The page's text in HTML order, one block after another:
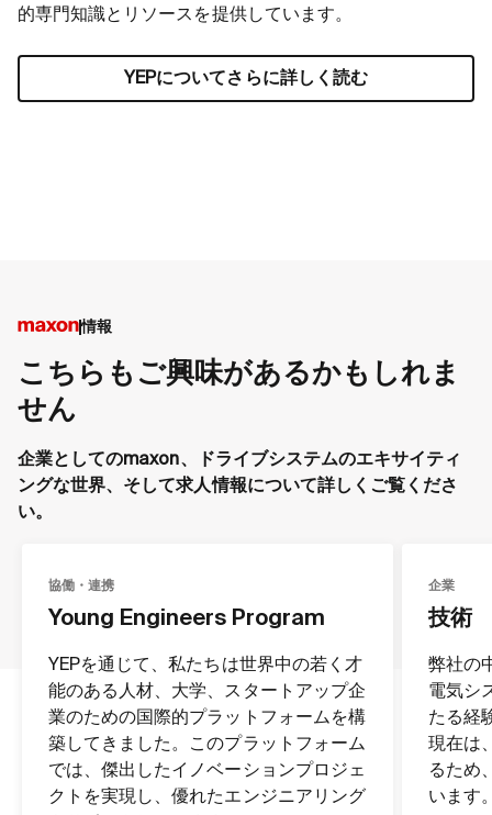
的専門知識とリソースを提供しています。
YEPについてさらに詳しく読む
情報
こちらもご興味があるかもしれま
せん
企業としてのmaxon、ドライブシステムのエキサイティ
ングな世界、そして求人情報について詳しくご覧くださ
い。
協働・連携
Young Engineers Program
YEPを通じて、私たちは世界中の若く才
能のある人材、大学、スタートアップ企
業のための国際的プラットフォームを構
築してきました。このプラットフォーム
では、傑出したイノベーションプロジェ
クトを実現し、優れたエンジニアリング
企業
技術
弊社の
電気シ
たる経
現在は
るため
います